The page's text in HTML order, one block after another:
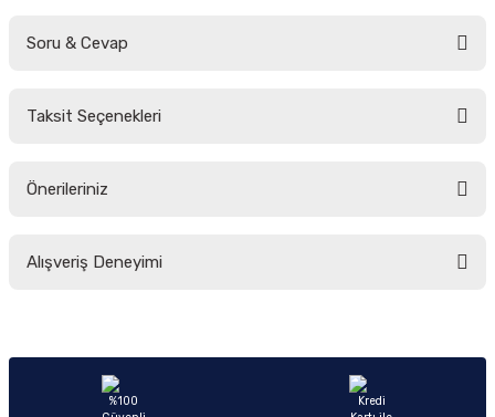
Soru & Cevap
Taksit Seçenekleri
Önerileriniz
yetersiz gördüğünüz noktaları öneri formunu kullanarak tarafımıza
Ürün açıklamasında eksik bilgiler bulunuyor.
Alışveriş Deneyimi
Sitemize ilk yorumu siz yapın!